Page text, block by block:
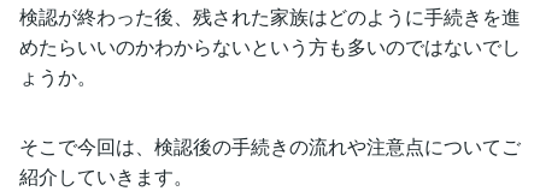
検認が終わった後、残された家族はどのように手続きを進
めたらいいのかわからないという方も多いのではないでし
ょうか。
そこで今回は、検認後の手続きの流れや注意点についてご
紹介していきます。